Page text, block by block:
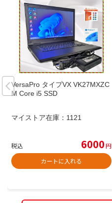
VersaPro タイプVX VK27MXZC
M Core i5 SSD
マイストア在庫： 1121
税込 6000円
カートに入れる